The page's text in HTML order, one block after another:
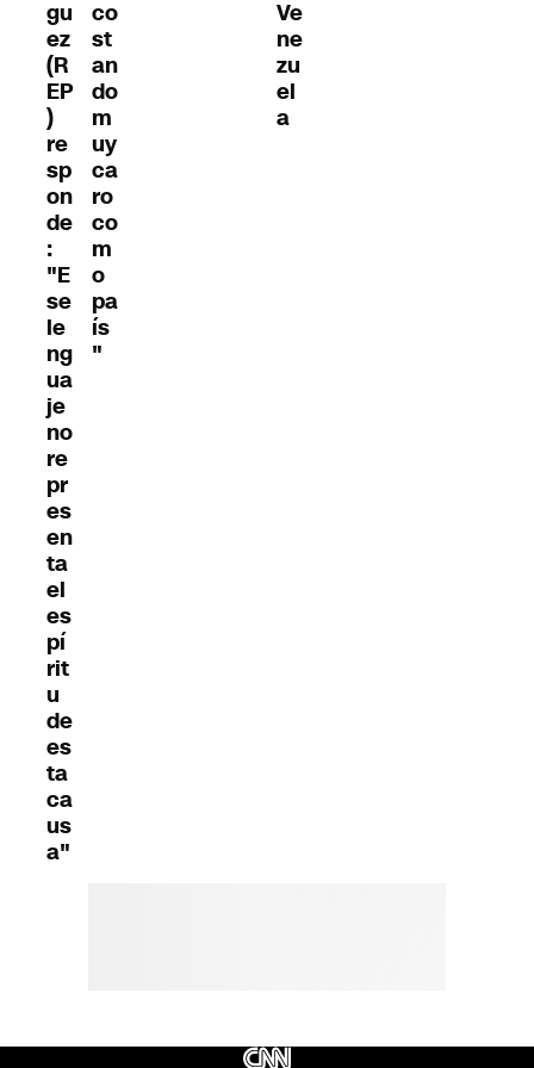
gu
ez
(R
EP
)
re
sp
on
de
:
"E
se
le
ng
ua
je
no
re
pr
es
en
ta
el
es
pí
rit
u
de
es
ta
ca
us
a"
co
st
an
do
m
uy
ca
ro
co
m
o
pa
ís
"
Ve
ne
zu
el
a